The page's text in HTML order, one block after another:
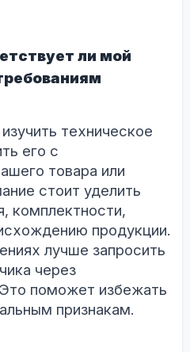
ли мой
техническое
его с
товара или
стоит уделить
комплектности,
продукции.
лучше запросить
через
поможет избежать
признакам.